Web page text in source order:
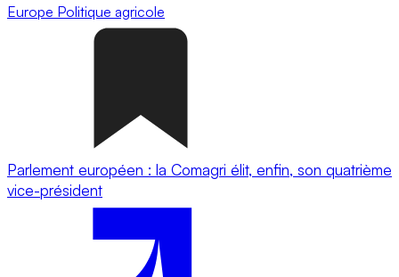
Europe Politique agricole
Parlement européen : la Comagri élit, enfin, son quatrième
vice-président